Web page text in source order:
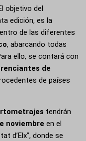
objetivo del
edición, es la
de las diferentes
, abarcando todas
ello, se contará con
de
de países
tendrán
noviembre en el
d’Elx”, donde se